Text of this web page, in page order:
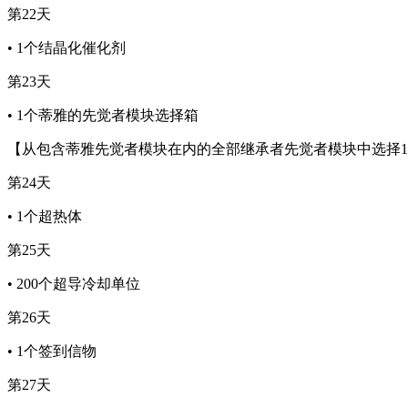
第22天
• 1个结晶化催化剂
第23天
• 1个蒂雅的先觉者模块选择箱
【从包含蒂雅先觉者模块在内的全部继承者先觉者模块中选择1
第24天
• 1个超热体
第25天
• 200个超导冷却单位
第26天
• 1个签到信物
第27天